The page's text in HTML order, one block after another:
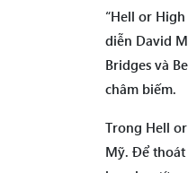
“Hell or
diễn David
Bridges và
châm biếm.
Trong Hell
Mỹ. Để thoát